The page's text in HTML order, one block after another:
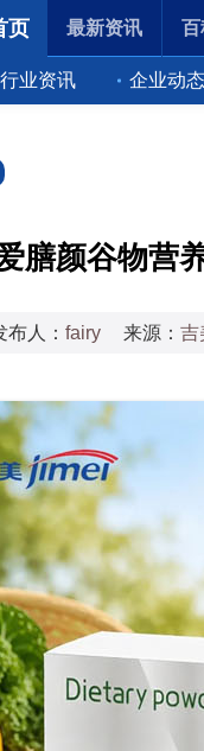
页
行业资讯 企业动态
最新资讯 百
膳颜谷物营
布人： fairy 来源： 吉